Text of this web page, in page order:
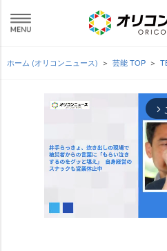
ホーム (オリコンニュース) 芸能 TOP
arrow_forward_ios